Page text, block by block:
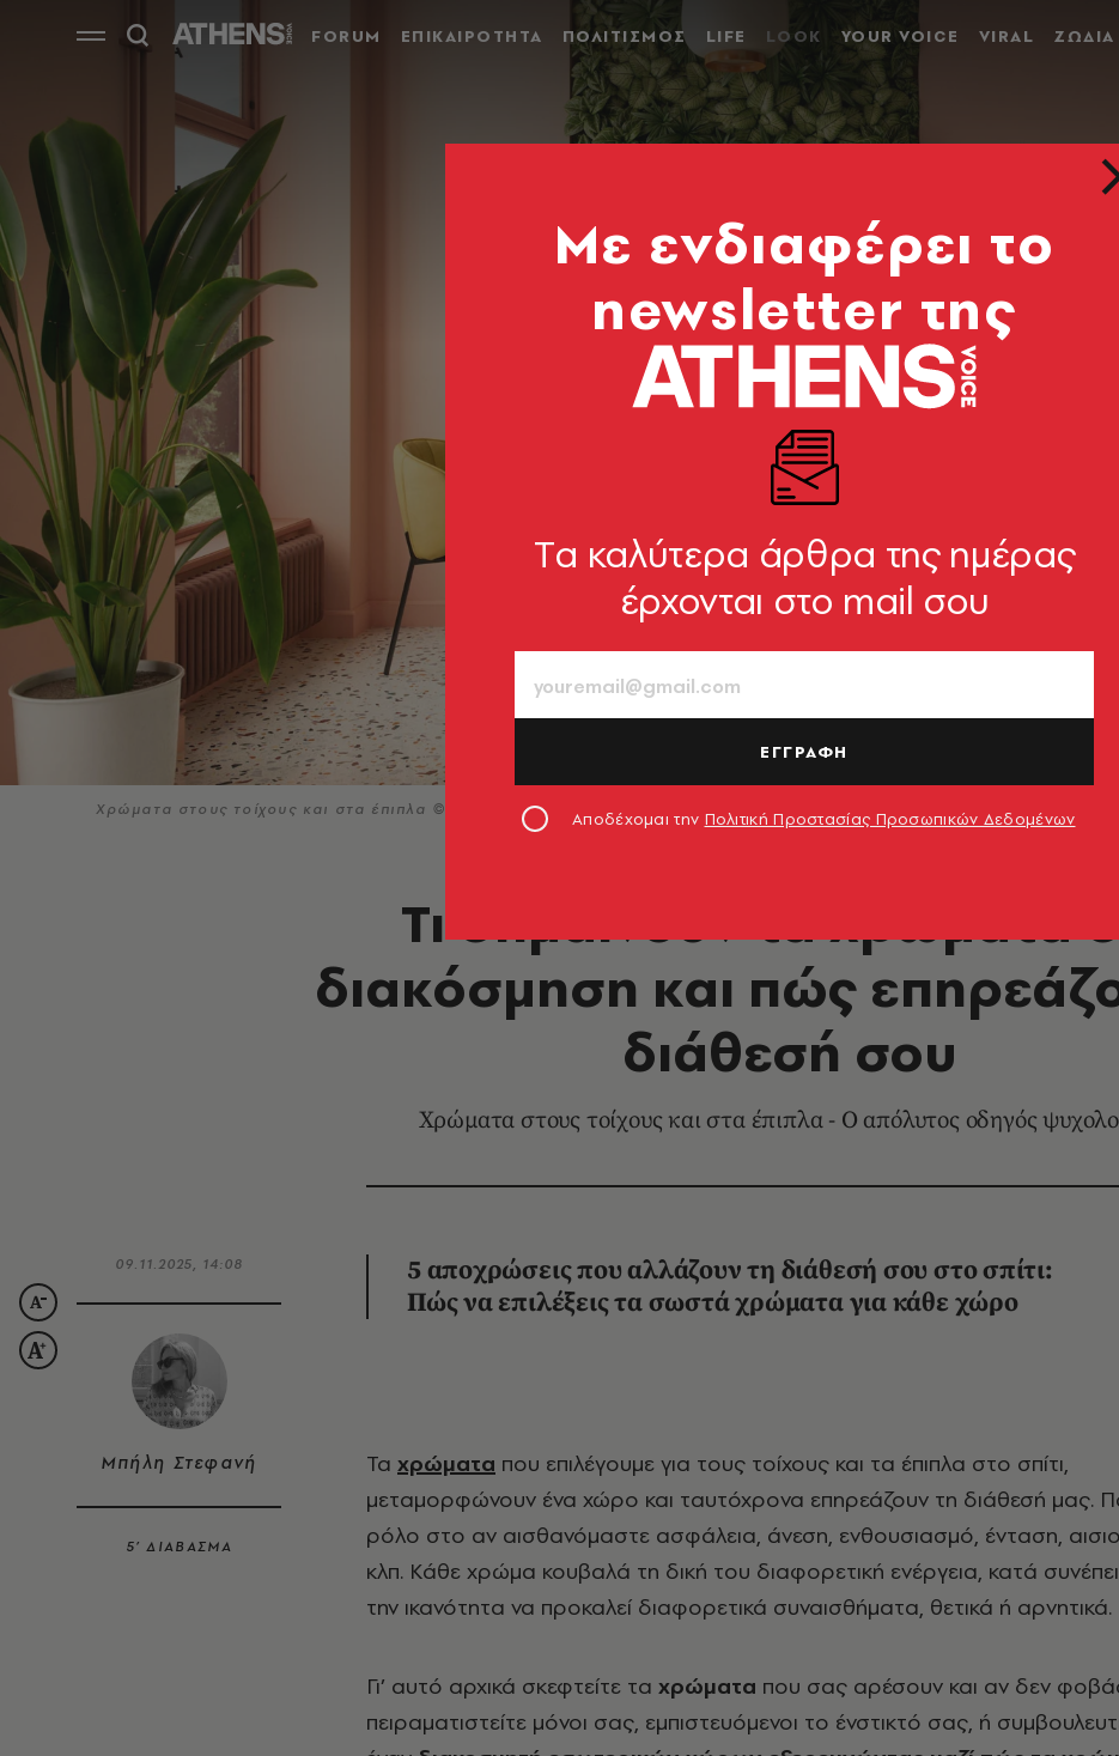
FORUM ΕΠΙΚΑΙΡΟΤΗΤΑ ΠΟΛΙΤΙΣΜΟΣ LIFE LOOK YOUR VOICE VIRAL ΖΩΔΙΑ
Χρώματα στους τοίχους και στα έπιπλα © Getty Images/Unsplash+
Τι σημαίνουν τα χρώματα
διακόσμηση και πώς
διάθεσή σου
Χρώματα στους τοίχους και στα έπιπλα - Ο απόλυτος οδηγός
09.11.2025, 14:08
Μπήλη Στεφανή
5’ ΔΙΑΒΑΣΜΑ
5 αποχρώσεις που αλλάζουν τη διάθεσή σου στο σπίτι:
Πώς να επιλέξεις τα σωστά χρώματα για κάθε χώρο
Τα χρώματα που επιλέγουμε για τους τοίχους και τα έπιπλα στο σπίτι,
μεταμορφώνουν ένα χώρο και ταυτόχρονα επηρεάζουν τη διάθεσή μας.
ρόλο στο αν αισθανόμαστε ασφάλεια, άνεση, ενθουσιασμό, ένταση,
κλπ. Κάθε χρώμα κουβαλά τη δική του διαφορετική ενέργεια, κατά
την ικανότητα να προκαλεί διαφορετικά συναισθήματα, θετικά ή αρνητικά.
Γι’ αυτό αρχικά σκεφτείτε τα χρώματα που σας αρέσουν και αν δεν
πειραματιστείτε μόνοι σας, εμπιστευόμενοι το ένστικτό σας, ή
Mε ενδιαφέρει το
newsletter της
Tα καλύτερα άρθρα της ημέρας
έρχονται στο mail σου
ΕΓΓΡΑΦΗ
Αποδέχομαι την Πολιτική Προστασίας Προσωπικών Δεδομένων